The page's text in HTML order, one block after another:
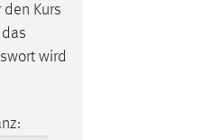
Kurs
wird